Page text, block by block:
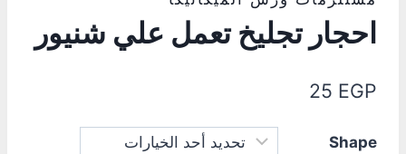
احجار تجليخ تعمل علي شنيور
25 EGP
Shape